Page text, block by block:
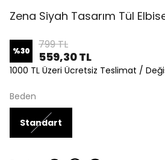
Zena Siyah Tasarım Tül
%30 799 TL
559,30 TL
1000 TL Üzeri Ücretsiz Teslimat /
Beden
Standart